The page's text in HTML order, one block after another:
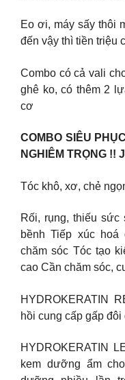
Eo ơi, máy sấy thôi
đến vậy thì tiền triệu
Combo có cả vali
ghê ko, có thêm 2
cơ
COMBO SIÊU
NGHIÊM TRỌNG !!
Tóc khô, xơ, chẻ
Rối, rụng, thiếu sức
bềnh Tiếp xúc
chăm sóc Tóc tạo
cao Cần chăm sóc,
HYDROKERATIN
hồi cung cấp gấp
HYDROKERATIN
kem dưỡng ẩm